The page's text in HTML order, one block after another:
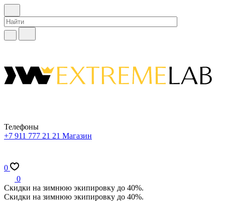
Телефоны
+7 911 777 21 21 Магазин
0
0
Скидки на зимнюю экипировку до 40%.
Скидки на зимнюю экипировку до 40%.